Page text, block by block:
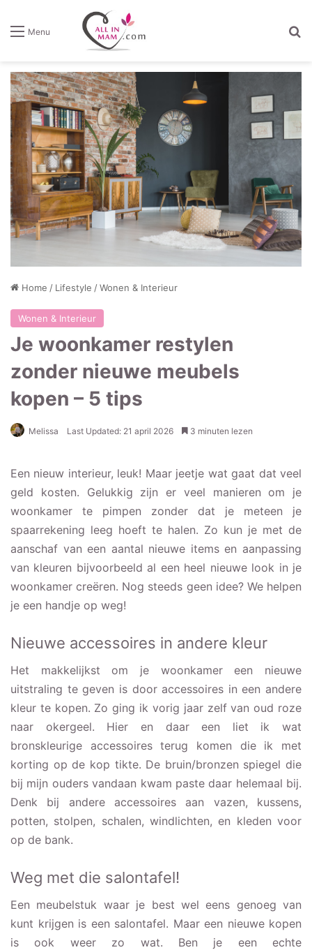
Menu
Home / Lifestyle /Wonen & Interieur
Wonen & Interieur
Je woonkamer restylen
zonder nieuwe meubels
kopen – 5 tips
Melissa Last Updated: 21 april 2026 3 minuten lezen
Een nieuw interieur, leuk! Maar jeetje wat gaat dat veel
geld kosten. Gelukkig zijn er veel manieren om je
woonkamer te pimpen zonder dat je meteen je
spaarrekening leeg hoeft te halen. Zo kun je met de
aanschaf van een aantal nieuwe items en aanpassing
van kleuren bijvoorbeeld al een heel nieuwe look in je
woonkamer creëren. Nog steeds geen idee? We helpen
je een handje op weg!
Nieuwe accessoires in andere kleur
Het makkelijkst om je woonkamer een nieuwe
uitstraling te geven is door accessoires in een andere
kleur te kopen. Zo ging ik vorig jaar zelf van oud roze
naar okergeel. Hier en daar een liet ik wat
bronskleurige accessoires terug komen die ik met
korting op de kop tikte. De bruin/bronzen spiegel die
bij mijn ouders vandaan kwam paste daar helemaal bij.
Denk bij andere accessoires aan vazen, kussens,
potten, stolpen, schalen, windlichten, en kleden voor
op de bank.
Weg met die salontafel!
Een meubelstuk waar je best wel eens genoeg van
kunt krijgen is een salontafel. Maar een nieuwe kopen
is ook weer zo wat. Ben je een echte